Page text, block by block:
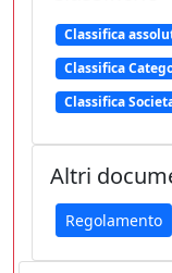
Classifica
Classifica
Classifica
Altri
Regolamento